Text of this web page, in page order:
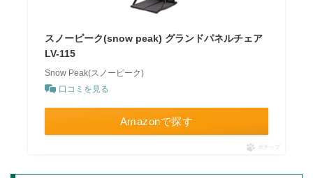
スノーピーク(snow peak) グランドパネルチェア
LV-115
Snow Peak(スノーピーク)
口コミを見る
Amazonで探す
ポチップ